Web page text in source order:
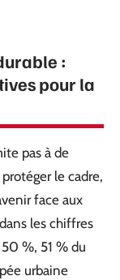
:
pour la
pas à de
le cadre,
face aux
les chiffres
%, 51 % du
urbaine